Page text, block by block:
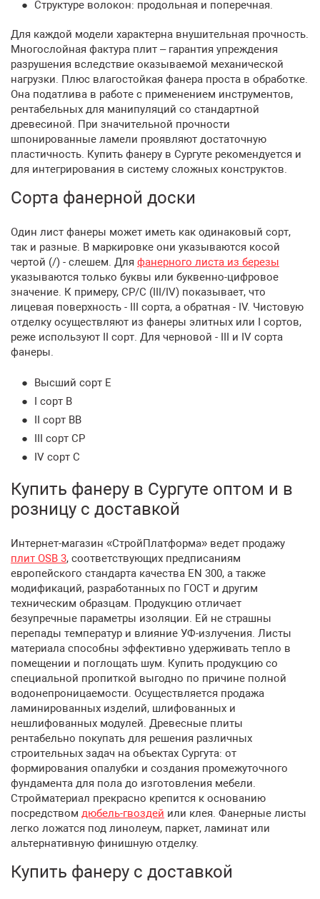
Структуре волокон: продольная и поперечная.
Для каждой модели характерна внушительная прочность.
Многослойная фактура плит – гарантия упреждения
разрушения вследствие оказываемой механической
нагрузки. Плюс влагостойкая фанера проста в обработке.
Она податлива в работе с применением инструментов,
рентабельных для манипуляций со стандартной
древесиной. При значительной прочности
шпонированные ламели проявляют достаточную
пластичность. Купить фанеру в Сургуте рекомендуется и
для интегрирования в систему сложных конструктов.
Сорта фанерной доски
Один лист фанеры может иметь как одинаковый сорт,
так и разные. В маркировке они указываются косой
чертой (/) - слешем. Для фанерного листа из березы
указываются только буквы или буквенно-цифровое
значение. К примеру, СР/С (III/IV) показывает, что
лицевая поверхность - III сорта, а обратная - IV. Чистовую
отделку осуществляют из фанеры элитных или I сортов,
реже используют II сорт. Для черновой - III и IV сорта
фанеры.
Высший сорт E
I сорт B
II сорт BB
III сорт CP
IV сорт C
Купить фанеру в Сургуте оптом и в
розницу с доставкой
Интернет-магазин «СтройПлатформа» ведет продажу
плит OSB 3, соответствующих предписаниям
европейского стандарта качества EN 300, а также
модификаций, разработанных по ГОСТ и другим
техническим образцам. Продукцию отличает
безупречные параметры изоляции. Ей не страшны
перепады температур и влияние УФ-излучения. Листы
материала способны эффективно удерживать тепло в
помещении и поглощать шум. Купить продукцию со
специальной пропиткой выгодно по причине полной
водонепроницаемости. Осуществляется продажа
ламинированных изделий, шлифованных и
нешлифованных модулей. Древесные плиты
рентабельно покупать для решения различных
строительных задач на объектах Сургута: от
формирования опалубки и создания промежуточного
фундамента для пола до изготовления мебели.
Стройматериал прекрасно крепится к основанию
посредством дюбель-гвоздей или клея. Фанерные листы
легко ложатся под линолеум, паркет, ламинат или
альтернативную финишную отделку.
Купить фанеру с доставкой